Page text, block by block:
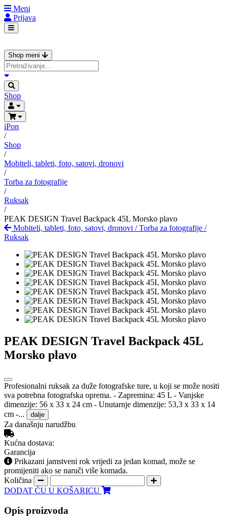
Meni
Prijava
Shop meni
Shop
iPon
/
Shop
/
Mobiteli, tableti, foto, satovi, dronovi
/
Torba za fotografije
/
Ruksak
/
PEAK DESIGN Travel Backpack 45L Morsko plavo
Mobiteli, tableti, foto, satovi, dronovi /Torba za fotografije /
Ruksak
PEAK DESIGN Travel Backpack 45L
Morsko plavo
Profesionalni ruksak za duže fotografske ture, u koji se može nositi
sva potrebna fotografska oprema. - Zapremina: 45 L - Vanjske
dimenzije: 56 x 33 x 24 cm - Unutarnje dimenzije: 53,3 x 33 x 14
cm -...
dalje
Za današnju narudžbu
Kućna dostava:
Garancija
Prikazani jamstveni rok vrijedi za jedan komad, može se
promijeniti ako se naruči više komada.
Količina
DODAT ĆU U KOŠARICU
Opis proizvoda